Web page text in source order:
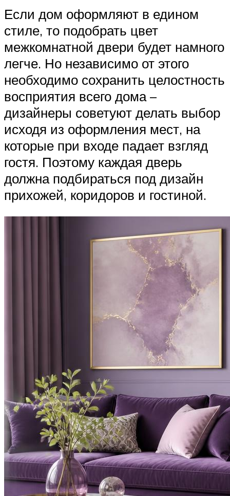
Если дом оформляют в едином
стиле, то подобрать цвет
межкомнатной двери будет намного
легче. Но независимо от этого
необходимо сохранить целостность
восприятия всего дома –
дизайнеры советуют делать выбор
исходя из оформления мест, на
которые при входе падает взгляд
гостя. Поэтому каждая дверь
должна подбираться под дизайн
прихожей, коридоров и гостиной.